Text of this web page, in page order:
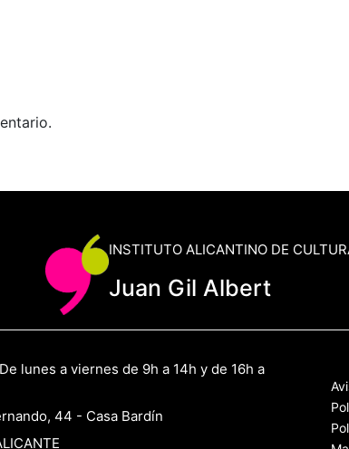
INSTITUTO ALICANTINO DE
Juan Gil Albert
lunes a viernes de 9h a 14h y de 16h a
44 - Casa Bardín